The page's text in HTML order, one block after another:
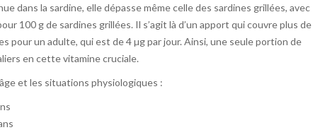
dans la sardine, elle dépasse même celle des sardines grillées, avec
100 g de sardines grillées. Il s’agit là d’un apport qui couvre plus de
pour un adulte, qui est de 4 µg par jour. Ainsi, une seule portion de
en cette vitamine cruciale.
et les situations physiologiques :